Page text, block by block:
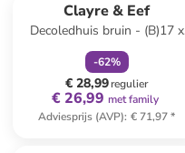
Clayre & Eef
Decoledhuis bruin - (B)17 x
(H)35 x (D)15 cm
-62%
€ 28,99regulier
€ 26,99 met family
Adviesprijs (AVP): € 71,97*